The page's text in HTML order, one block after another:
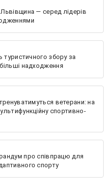
— серед лідерів
туристичного збору за
надходження
ветерани: на
спортивно-
про співпрацю для
спорту